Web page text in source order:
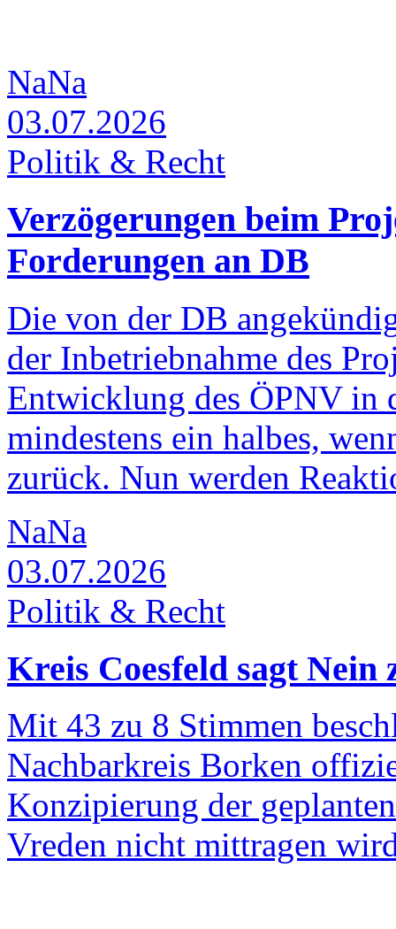
NaNa
03.07.2026
Politik & Recht
Verzögerungen beim
Forderungen an DB
Die von der DB
der Inbetriebnahme des
Entwicklung des ÖPNV in
mindestens ein halbes,
zurück. Nun werden
NaNa
03.07.2026
Politik & Recht
Kreis Coesfeld sagt Nein
Mit 43 zu 8 Stimmen
Nachbarkreis Borken
Konzipierung der
Vreden nicht mittragen